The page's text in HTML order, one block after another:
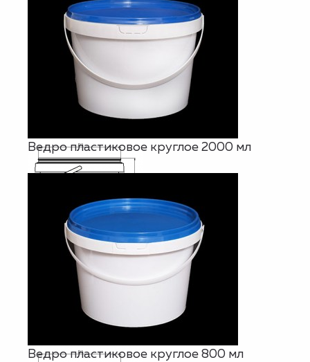
Ведро пластиковое круглое 2000 мл
Ведро пластиковое круглое 800 мл